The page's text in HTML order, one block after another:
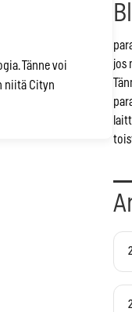
Tänne voi
niitä Cityn
jos